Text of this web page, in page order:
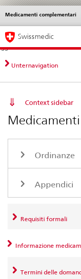
Navigazione
diretta:
novità,
aspetti
contatto
Novità &
Medicamenti complementari
Service
Navigation
Swissmedic
Unternavigation
Context sidebar
Ordinanze
Appendici
Requisiti formali
Informazione
Termini delle